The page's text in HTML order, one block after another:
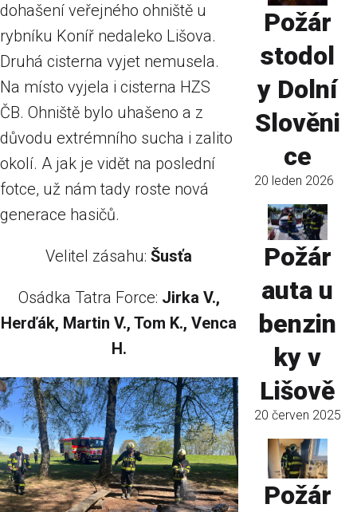
dohašení veřejného ohniště u
rybníku Koníř nedaleko Lišova.
Druhá cisterna vyjet nemusela.
Na místo vyjela i cisterna HZS
ČB. Ohniště bylo uhašeno a z
důvodu extrémního sucha i zalito
okolí. A jak je vidět na poslední
fotce, už nám tady roste nová
generace hasičů.
Velitel zásahu: Šusťa
Osádka Tatra Force: Jirka V.,
Herďák, Martin V., Tom K., Venca
H.
Požár
stodol
y Dolní
Slověni
ce
20 leden 2026
Požár
auta u
benzin
ky v
Lišově
20 červen 2025
Požár